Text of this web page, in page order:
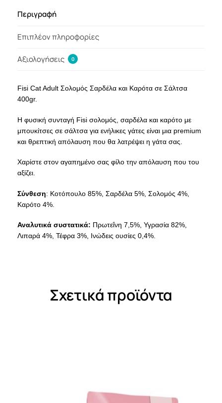
Περιγραφή
Επιπλέον πληροφορίες
Αξιολογήσεις 0
Fisi Cat Adult Σολομός Σαρδέλα και Καρότα σε Σάλτσα
400gr.
Η φυσική συνταγή Fisi σολομός, σαρδέλα και καρότο με
μπουκίτσες σε σάλτσα για ενήλικες γάτες είναι μια premium
και θρεπτική απόλαυση που θα λατρέψει η γάτα σας.
Χαρίστε στον αγαπημένο σας φίλο την απόλαυση που του
αξίζει.
Σύνθεση: Κοτόπουλο 85%, Σαρδέλα 5%, Σολομός 4%,
Καρότο 4%.
Αναλυτικά συστατικά: Πρωτεΐνη 7,5%, Υγρασία 82%,
Λιπαρά 4%, Τέφρα 3%, Ινώδεις ουσίες 0,4%.
Σχετικά προϊόντα